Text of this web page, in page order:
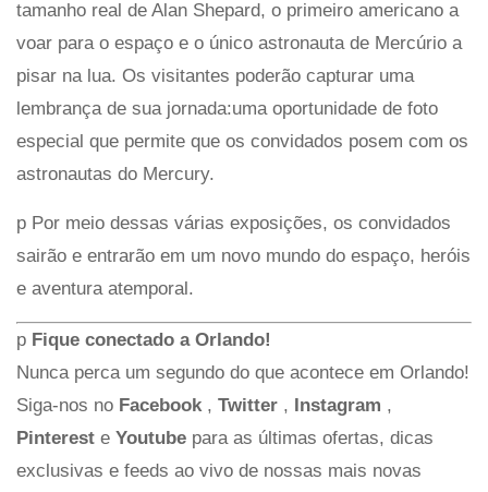
tamanho real de Alan Shepard, o primeiro americano a
voar para o espaço e o único astronauta de Mercúrio a
pisar na lua. Os visitantes poderão capturar uma
lembrança de sua jornada:uma oportunidade de foto
especial que permite que os convidados posem com os
astronautas do Mercury.
p Por meio dessas várias exposições, os convidados
sairão e entrarão em um novo mundo do espaço, heróis
e aventura atemporal.
p Fique conectado a Orlando!
Nunca perca um segundo do que acontece em Orlando!
Siga-nos no Facebook , Twitter , Instagram ,
Pinterest e Youtube para as últimas ofertas, dicas
exclusivas e feeds ao vivo de nossas mais novas